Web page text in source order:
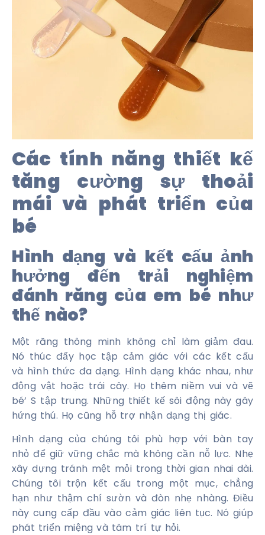
Các tính năng thiết kế
tăng cường sự thoải
mái và phát triển của
bé
Hình dạng và kết cấu ảnh
hưởng đến trải nghiệm
đánh răng của em bé như
thế nào?
Một răng thông minh không chỉ làm giảm đau.
Nó thúc đẩy học tập cảm giác với các kết cấu
và hình thức đa dạng. Hình dạng khác nhau, như
động vật hoặc trái cây. Họ thêm niềm vui và vẽ
bé’ S tập trung. Những thiết kế sôi động này gây
hứng thú. Họ cũng hỗ trợ nhận dạng thị giác.
Hình dạng của chúng tôi phù hợp với bàn tay
nhỏ để giữ vững chắc mà không cần nỗ lực. Nhẹ
xây dựng tránh mệt mỏi trong thời gian nhai dài.
Chúng tôi trộn kết cấu trong một mục, chẳng
hạn như thậm chí sườn và đòn nhẹ nhàng. Điều
này cung cấp đầu vào cảm giác liên tục. Nó giúp
phát triển miệng và tâm trí tự hỏi.